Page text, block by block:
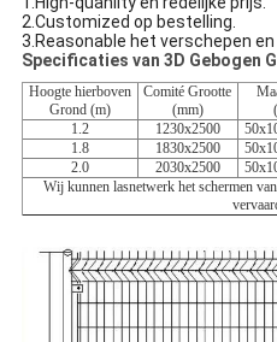
2.Customized op bestelling.
3.Reasonable het verschepen
Specificaties van 3D Gebogen
Hoogte hierboven
Grond (m)
Comité Grootte
(mm)
1.2
1230x2500
1.8
1830x2500
2.0
2030x2500
Wij kunnen lasnetwerk het schermen